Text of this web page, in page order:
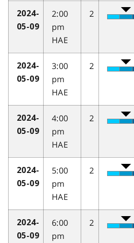
2024-
05-09
2:00
pm
HAE
2
2024-
05-09
3:00
pm
HAE
2
2024-
05-09
4:00
pm
HAE
2
2024-
05-09
5:00
pm
HAE
2
2024-
05-09
6:00
pm
2